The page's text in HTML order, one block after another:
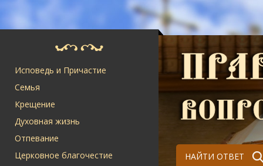
Исповедь и Причастие
Семья
Крещение
Духовная жизнь
Отпевание
Церковное благочестие
НАЙТИ ОТВЕТ